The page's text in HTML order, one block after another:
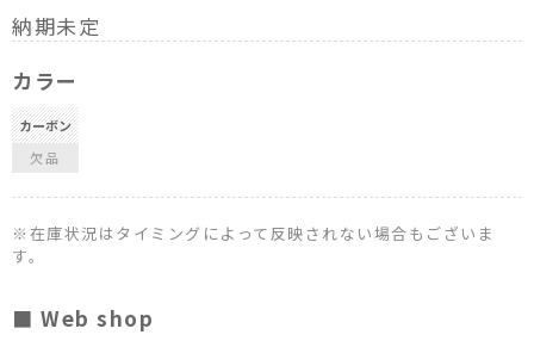
納期未定
カラー
カーボン
欠品
※在庫状況はタイミングによって反映されない場合もございま
す。
■ Web shop